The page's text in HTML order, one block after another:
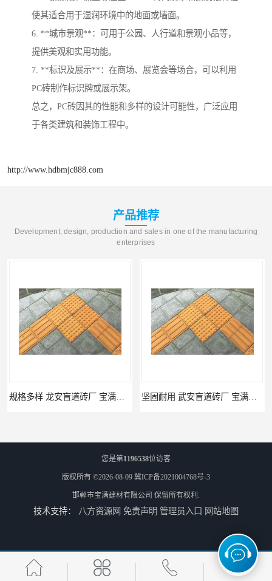
使其适合用于湿润环境中的地面或墙面。
6. **城市景观**：可用于公园、人行道和景观小品等，
提供美观和实用功能。
7. **标识及展示**：在商场、展览会等场合，可以利用
PC砖制作标识牌或展示架。
总之，PC砖因其的性能和多样的设计可能性，广泛应用
于各类建筑和装饰工程中。
http://www.hdbmjc888.com
产品推荐
Development, design, production and sales in one of the manufacturing
enterprises
馆陶pc仿石砖厂家 规格多样 宝满建材
莘县仿石砖厂家 可定制 宝满建材 上党仿石砖厂家 坚固耐用 宝满建材
您是第1196538位访客
版权所有 ©2026-08-09 冀ICP备2021004768号-3
邯郸市宝满建材有限公司 保留所有权利.
技术支持： 八方资源网 免责声明 管理员入口 网站地图